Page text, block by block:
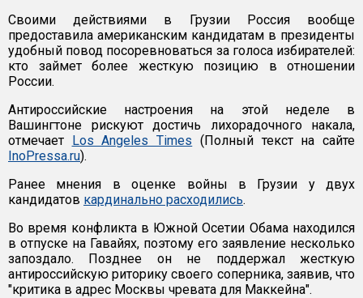
Своими действиями в Грузии Россия вообще
предоставила американским кандидатам в президенты
удобный повод посоревноваться за голоса избирателей:
кто займет более жесткую позицию в отношении
России.
Антироссийские настроения на этой неделе в
Вашингтоне рискуют достичь лихорадочного накала,
отмечает Los Angeles Times (Полный текст на сайте
InoPressa.ru).
Ранее мнения в оценке войны в Грузии у двух
кандидатов кардинально расходились.
Во время конфликта в Южной Осетии Обама находился
в отпуске на Гавайях, поэтому его заявление несколько
запоздало. Позднее он не поддержал жесткую
антироссийскую риторику своего соперника, заявив, что
"критика в адрес Москвы чревата для Маккейна".